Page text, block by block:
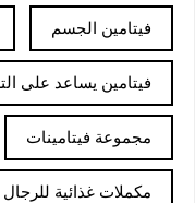
فيتامين الجسم
فيتامين يساعد على
مجموعة فيتامينات
مكملات غذائية للرجال